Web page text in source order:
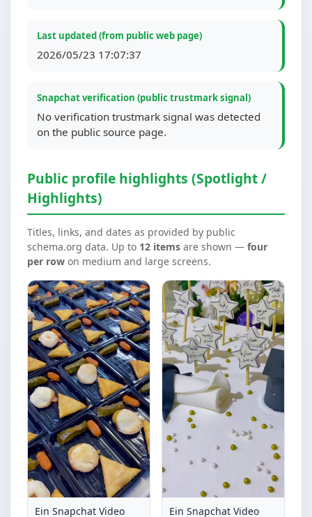
Last updated (from public web page)
2026/05/23 17:07:37
Snapchat verification (public trustmark signal)
No verification trustmark signal was detected
on the public source page.
Public profile highlights (Spotlight /
Highlights)
Titles, links, and dates as provided by public
schema.org data. Up to 12 items are shown — four
per row on medium and large screens.
Ein Snapchat Video Ein Snapchat Video